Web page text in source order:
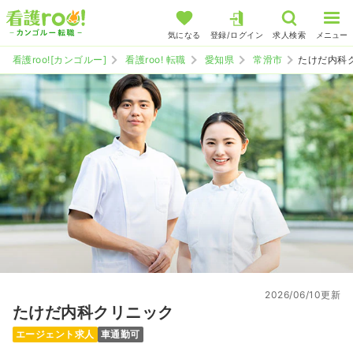
気になる 登録/ログイン 求人検索 メニュー
看護roo![カンゴルー] 看護roo! 転職 愛知県 常滑市 たけだ内科
たけだ内科クリニック
2026/06/10更新
エージェント求人 車通勤可